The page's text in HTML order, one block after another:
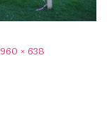
960 × 638